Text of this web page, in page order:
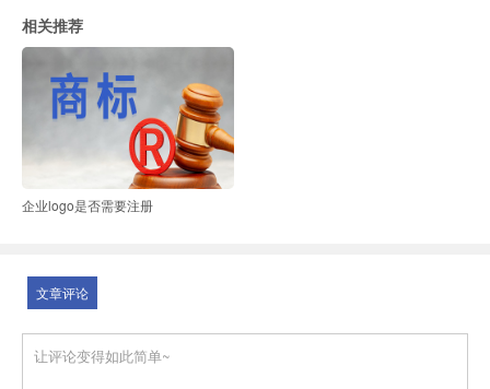
相关推荐
企业logo是否需要注册
文章评论